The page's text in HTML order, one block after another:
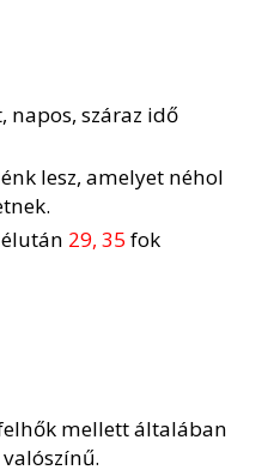
száraz idő
lesz, amelyet néhol
29, 35 fok
mellett általában